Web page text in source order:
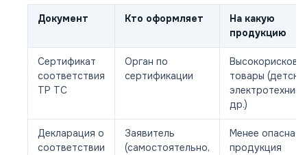
Документ Кто оформляет
На какую
продукцию
Сертификат
соответствия
ТР ТС
Орган по
сертификации
товары
др.)
Декларация о
соответствии
Заявитель
(самостоятельно,
Менее опасная
продукция